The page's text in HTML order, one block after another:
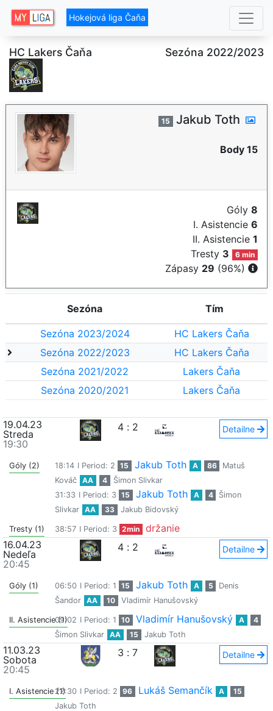
Hokejová liga Čaňa
HC Lakers Čaňa Sezóna 2022/2023
15 Jakub Toth
Body 15
Góly 8
I. Asistencie 6
II. Asistencie 1
Tresty 3 6 min
Zápasy 29 (96%)
Sezóna Tím
Sezóna 2023/2024
HC Lakers Čaňa
Sezóna 2022/2023
HC Lakers Čaňa
Sezóna 2021/2022
Lakers Čaňa
Sezóna 2020/2021
Lakers Čaňa
19.04.23
Streda
19:30
4 : 2 Detailne
Góly (2) 18:14 I Period: 2 15 Jakub Toth A 86
Matuš
Kováč
AA 4
Šimon Slivkar
31:33 I Period: 3 15 Jakub Toth A 4
Šimon
Slivkar
AA 33 Jakub Bidovský
Tresty (1) 38:57 I Period: 3 2min
držanie
16.04.23
Nedeľa
20:45
4 : 2 Detailne
Góly (1) 06:50 I Period: 1 15 Jakub Toth A 5
Denis
Šandor
AA 10 Vladimír Hanušovský
II. Asistencie (1)
09:02 I Period: 1 10 Vladimír Hanušovský A
4
Šimon Slivkar
AA 15 Jakub Toth
11.03.23
Sobota
20:45
3 : 7 Detailne
I. Asistencie (1)22:30 I Period: 2 96 Lukáš Semančík A
15
Jakub Toth